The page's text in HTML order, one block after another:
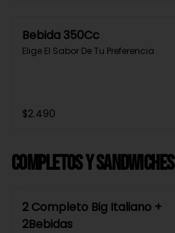
Bebida 350Cc
Elige El Sabor De Tu Preferencia
$2.490
Completos y Sandwiches
2 Completo Big Italiano +
2Bebidas